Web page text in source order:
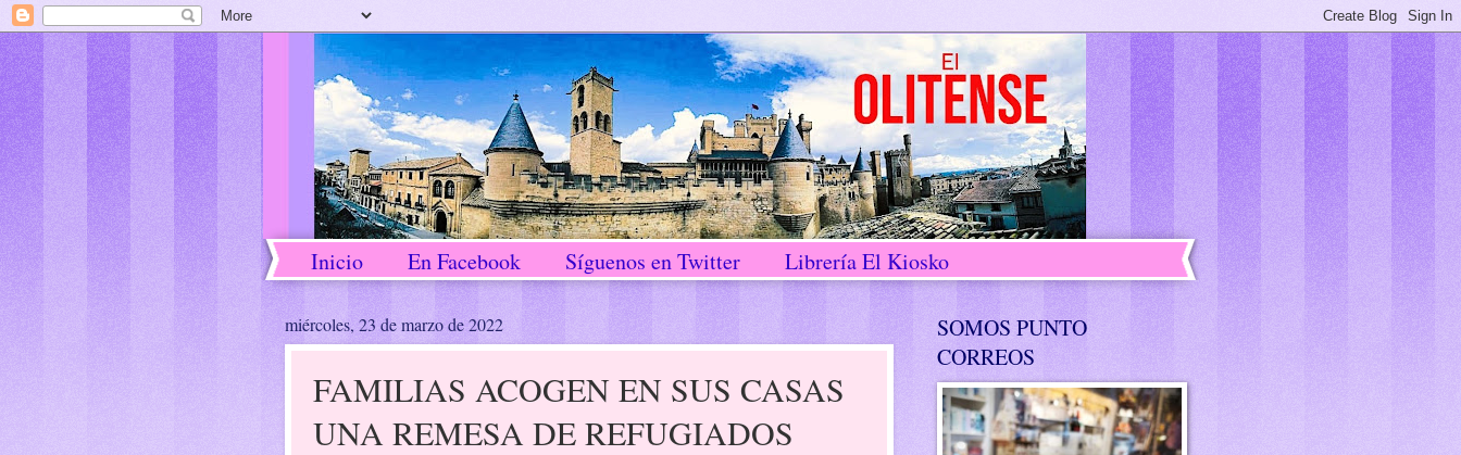
Inicio En Facebook Síguenos en Twitter Librería El Kiosko
miércoles, 23 de marzo de 2022
FAMILIAS ACOGEN EN SUS CASAS
UNA REMESA DE REFUGIADOS
SOMOS PUNTO
CORREOS